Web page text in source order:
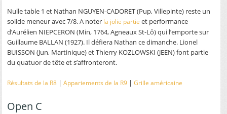
Nulle table 1 et Nathan NGUYEN-CADORET (Pup, Villepinte) reste un
solide meneur avec 7/8. A noter la jolie partie et performance
d’Aurélien NIEPCERON (Min, 1764, Agneaux St-Lô) qui l’emporte sur
Guillaume BALLAN (1927). Il défiera Nathan ce dimanche. Lionel
BUISSON (Jun, Martinique) et Thierry KOZLOWSKI (JEEN) font partie
du quatuor de tête et s’affronteront.
Résultats de la R8 |Appariements de la R9 |Grille américaine
Open C